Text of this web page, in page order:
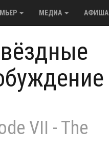
МЕДИА АФИША
VII - The